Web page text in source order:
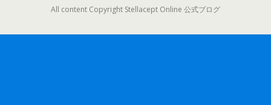
All content Copyright Stellacept Online 公式ブログ